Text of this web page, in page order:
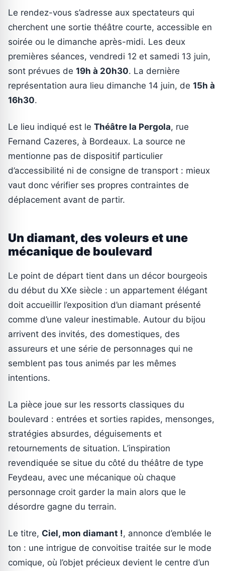
Le rendez-vous s’adresse aux spectateurs qui
cherchent une sortie théâtre courte, accessible en
soirée ou le dimanche après-midi. Les deux
premières séances, vendredi 12 et samedi 13 juin,
sont prévues de 19h à 20h30. La dernière
représentation aura lieu dimanche 14 juin, de 15h à
16h30.
Le lieu indiqué est le Théâtre la Pergola, rue
Fernand Cazeres, à Bordeaux. La source ne
mentionne pas de dispositif particulier
d’accessibilité ni de consigne de transport : mieux
vaut donc vérifier ses propres contraintes de
déplacement avant de partir.
Un diamant, des voleurs et une
mécanique de boulevard
Le point de départ tient dans un décor bourgeois
du début du XXe siècle : un appartement élégant
doit accueillir l’exposition d’un diamant présenté
comme d’une valeur inestimable. Autour du bijou
arrivent des invités, des domestiques, des
assureurs et une série de personnages qui ne
semblent pas tous animés par les mêmes
intentions.
La pièce joue sur les ressorts classiques du
boulevard : entrées et sorties rapides, mensonges,
stratégies absurdes, déguisements et
retournements de situation. L’inspiration
revendiquée se situe du côté du théâtre de type
Feydeau, avec une mécanique où chaque
personnage croit garder la main alors que le
désordre gagne du terrain.
Le titre, Ciel, mon diamant !, annonce d’emblée le
ton : une intrigue de convoitise traitée sur le mode
comique, où l’objet précieux devient le centre d’un